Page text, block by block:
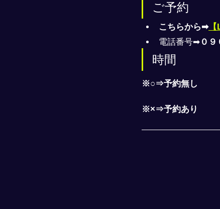
ご予約
こちらから➡【
電話番号➡ ０
時間
※○⇒予約無し
※×⇒予約あり